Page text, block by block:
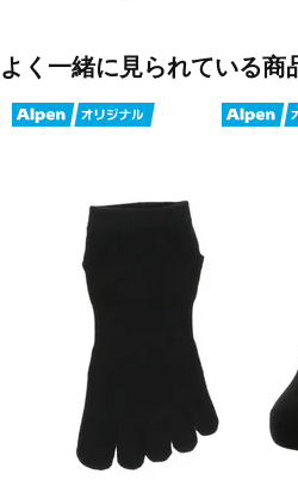
■メーカー型番：071120037,
よく一緒に見られている商